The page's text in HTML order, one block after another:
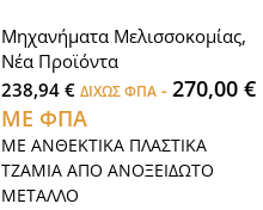
Μηχανήματα Μελισσοκομίας,
Νέα Προϊόντα
238,94 € ΔΙΧΩΣ ΦΠΑ - 270,00 €
ΜΕ ΦΠΑ
ΜΕ ΑΝΘΕΚΤΙΚΑ ΠΛΑΣΤΙΚΑ
ΤΖΑΜΙΑ ΑΠΟ ΑΝΟΞΕΙΔΩΤΟ
ΜΕΤΑΛΛΟ